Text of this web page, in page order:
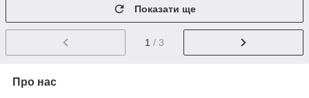
Показати ще
1 / 3
Про нас